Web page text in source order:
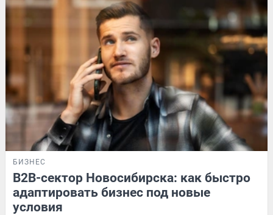
БИЗНЕС
B2B-сектор Новосибирска: как быстро
адаптировать бизнес под новые
условия